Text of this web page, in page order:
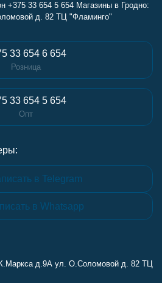
+375 33 654 5 654 Магазины в Гродно:
д. 82 ТЦ "Фламинго"
33 654 6 654
Розница
33 654 5 654
Опт
в Telegram
в Whatsapp
д.9А ул. О.Соломовой д. 82 ТЦ